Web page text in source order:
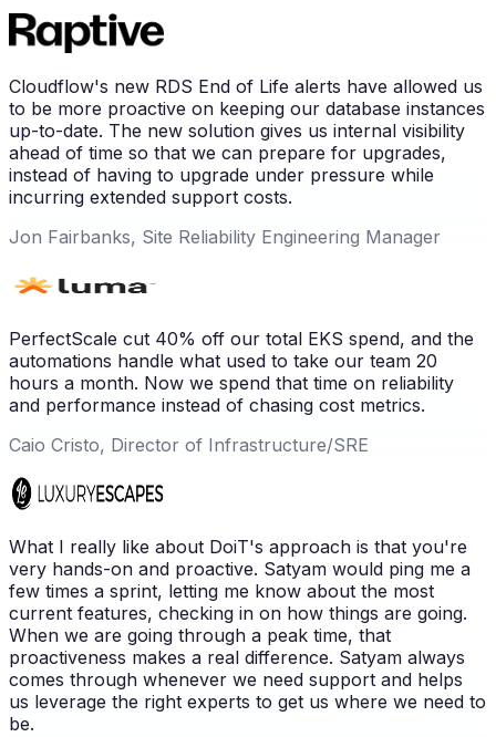
Cloudflow's new RDS End of Life alerts have allowed us
to be more proactive on keeping our database instances
up-to-date. The new solution gives us internal visibility
ahead of time so that we can prepare for upgrades,
instead of having to upgrade under pressure while
incurring extended support costs.
Jon Fairbanks, Site Reliability Engineering Manager
PerfectScale cut 40% off our total EKS spend, and the
automations handle what used to take our team 20
hours a month. Now we spend that time on reliability
and performance instead of chasing cost metrics.
Caio Cristo, Director of Infrastructure/SRE
What I really like about DoiT's approach is that you're
very hands-on and proactive. Satyam would ping me a
few times a sprint, letting me know about the most
current features, checking in on how things are going.
When we are going through a peak time, that
proactiveness makes a real difference. Satyam always
comes through whenever we need support and helps
us leverage the right experts to get us where we need to
be.